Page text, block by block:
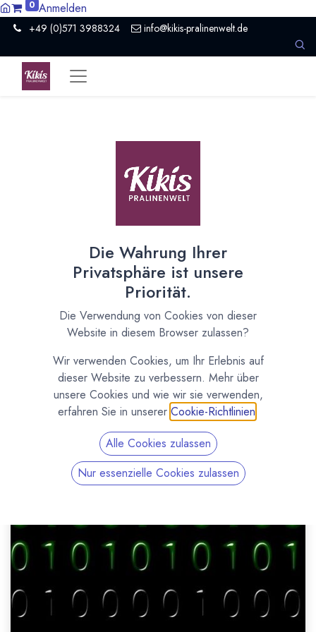
0 Anmelden
+49 (0)571 3988324 info@kikis-pralinenwelt.de
Sommerbeschäftigung
Was macht man als Chocolatier im Sommer? Das Büro
durch
Die Wahrung Ihrer
Privatsphäre ist unsere
Priorität.
Die Verwendung von Cookies von dieser
Website in diesem Browser zulassen?
Wir verwenden Cookies, um Ihr Erlebnis auf
dieser Website zu verbessern. Mehr über
unsere Cookies und wie wir sie verwenden,
erfahren Sie in unserer Cookie-Richtlinien
Alle Cookies zulassen
Nur essenzielle Cookies zulassen